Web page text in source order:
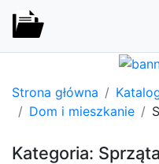
Strona główna
Dom i mieszkanie
Kategoria: